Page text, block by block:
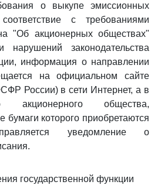
о выкупе эмиссионных
с требованиями
"Об акционерных обществах"
нарушений законодательства
информация о направлении
на официальном сайте
России) в сети Интернет, а в
акционерного общества,
которого приобретаются
уведомление о
государственной функции